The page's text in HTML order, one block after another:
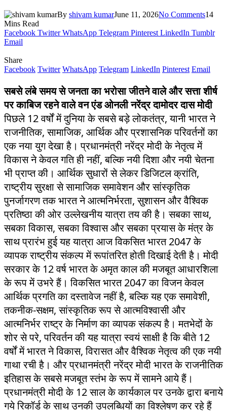
By shivam kumarJune 11, 2026No Comments14
Mins Read
Facebook Twitter WhatsApp Telegram Pinterest LinkedIn Tumblr
Email
Share
Facebook Twitter WhatsApp Telegram LinkedIn Pinterest Email
सबसे लंबे समय से जनता का भरोसा जीतने वाले और सत्ता शीर्ष
पर काबिज रहने वाले वन एंड ओनली नरेंद्र दामोदर दास मोदी
पिछले 12 वर्षों में दुनिया के सबसे बड़े लोकतंत्र, यानी भारत ने
राजनीतिक, सामाजिक, आर्थिक और प्रशासनिक परिवर्तनों का
एक नया युग देखा है। प्रधानमंत्री नरेंद्र मोदी के नेतृत्व में
विकास ने केवल गति ही नहीं, बल्कि नयी दिशा और नयी चेतना
भी प्राप्त की। आर्थिक सुधारों से लेकर डिजिटल क्रांति,
राष्ट्रीय सुरक्षा से सामाजिक समावेशन और सांस्कृतिक
पुनर्जागरण तक भारत ने आत्मनिर्भरता, सुशासन और वैश्विक
प्रतिष्ठा की ओर उल्लेखनीय यात्रा तय की है। सबका साथ,
सबका विकास, सबका विश्वास और सबका प्रयास के मंत्र के
साथ प्रारंभ हुई यह यात्रा आज विकसित भारत 2047 के
व्यापक राष्ट्रीय संकल्प में रूपांतरित होती दिखाई देती है। मोदी
सरकार के 12 वर्ष भारत के अमृत काल की मजबूत आधारशिला
के रूप में उभरे हैं। विकसित भारत 2047 का विजन केवल
आर्थिक प्रगति का दस्तावेज नहीं है, बल्कि यह एक समावेशी,
तकनीक-सक्षम, सांस्कृतिक रूप से आत्मविश्वासी और
आत्मनिर्भर राष्ट्र के निर्माण का व्यापक संकल्प है। मतभेदों के
शोर से परे, परिवर्तन की यह यात्रा स्वयं साक्षी है कि बीते 12
वर्षों में भारत ने विकास, विरासत और वैश्विक नेतृत्व की एक नयी
गाथा रची है। और प्रधानमंत्री नरेंद्र मोदी भारत के राजनीतिक
इतिहास के सबसे मजबूत स्तंभ के रूप में सामने आये हैं।
प्रधानमंत्री मोदी के 12 साल के कार्यकाल पर उनके द्वारा बनाये
गये रिकॉर्ड के साथ उनकी उपलब्धियों का विश्लेषण कर रहे हैं